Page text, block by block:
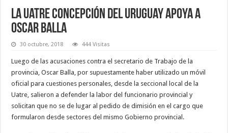
La Uatre Concepción del Uruguay apoya a
Oscar Balla
30 octubre, 2018 444 Visitas
Luego de las acusaciones contra el secretario de Trabajo de la
provincia, Oscar Balla, por supuestamente haber utilizado un móvil
oficial para cuestiones personales, desde la seccional local de la
Uatre, salieron a defender la labor del funcionario provincial y
solicitan que no se de lugar al pedido de dimisión en el cargo que
formularon desde sectores del mismo Gobierno provincial.